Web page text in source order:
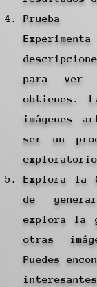
Prueba
para ver
obtienes.
imágenes
ser un
Explora la
de
explora la
otras
Puedes